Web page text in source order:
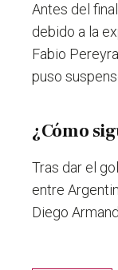
Antes del
debido a la
Fabio
puso
¿Cómo
Tras dar el
entre
Diego